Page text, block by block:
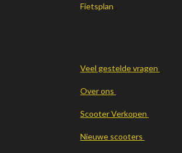
Fietsplan
Veel gestelde vragen
Over ons
Scooter Verkopen
Nieuwe scooters